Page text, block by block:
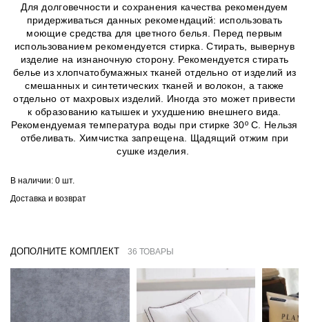
Для долговечности и сохранения качества рекомендуем
придерживаться данных рекомендаций: использовать
моющие средства для цветного белья. Перед первым
использованием рекомендуется стирка. Стирать, вывернув
изделие на изнаночную сторону. Рекомендуется стирать
белье из хлопчатобумажных тканей отдельно от изделий из
смешанных и синтетических тканей и волокон, а также
отдельно от махровых изделий. Иногда это может привести
к образованию катышек и ухудшению внешнего вида.
Рекомендуемая температура воды при стирке 30º C. Нельзя
отбеливать. Химчистка запрещена. Щадящий отжим при
сушке изделия.
В наличии: 0 шт.
Доставка и возврат
ДОПОЛНИТЕ КОМПЛЕКТ 36 ТОВАРЫ